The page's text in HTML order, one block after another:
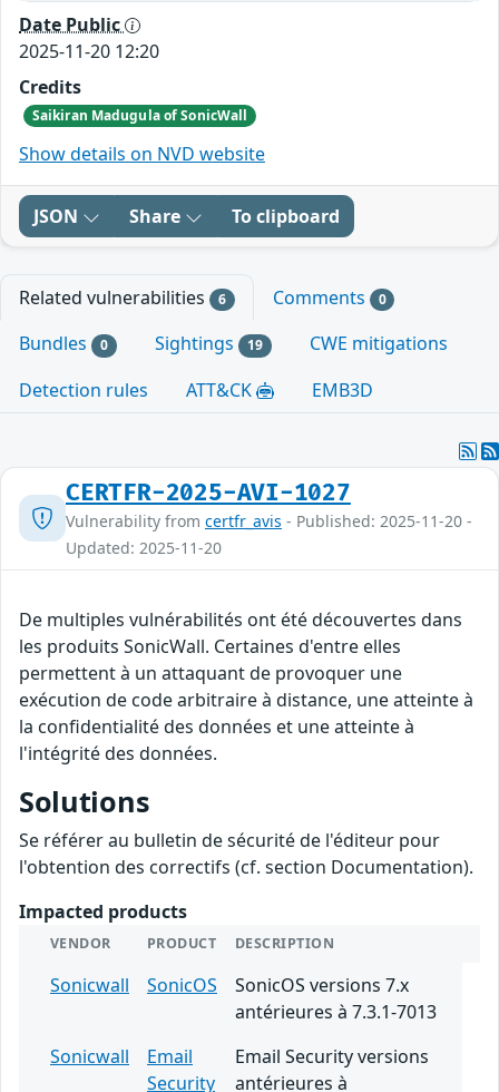
Date Public
2025-11-20 12:20
Credits
Saikiran Madugula of SonicWall
Show details on NVD website
JSON Share To clipboard
Related vulnerabilities 6 Comments 0
Bundles 0 Sightings 19
CWE mitigations
Detection rules
ATT&CK EMB3D
CERTFR-2025-AVI-1027
Vulnerability from certfr_avis - Published: 2025-11-20 -
Updated: 2025-11-20
De multiples vulnérabilités ont été découvertes dans
les produits SonicWall. Certaines d'entre elles
permettent à un attaquant de provoquer une
exécution de code arbitraire à distance, une atteinte à
la confidentialité des données et une atteinte à
l'intégrité des données.
Solutions
Se référer au bulletin de sécurité de l'éditeur pour
l'obtention des correctifs (cf. section Documentation).
Impacted products
VENDOR PRODUCT DESCRIPTION
Sonicwall SonicOS
SonicOS versions 7.x
antérieures à 7.3.1-7013
Sonicwall
Email
Security
Email Security versions
antérieures à